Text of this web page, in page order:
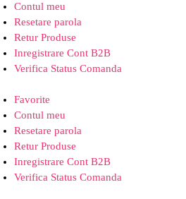
Contul meu
Resetare parola
Retur Produse
Inregistrare Cont B2B
Verifica Status Comanda
Favorite
Contul meu
Resetare parola
Retur Produse
Inregistrare Cont B2B
Verifica Status Comanda